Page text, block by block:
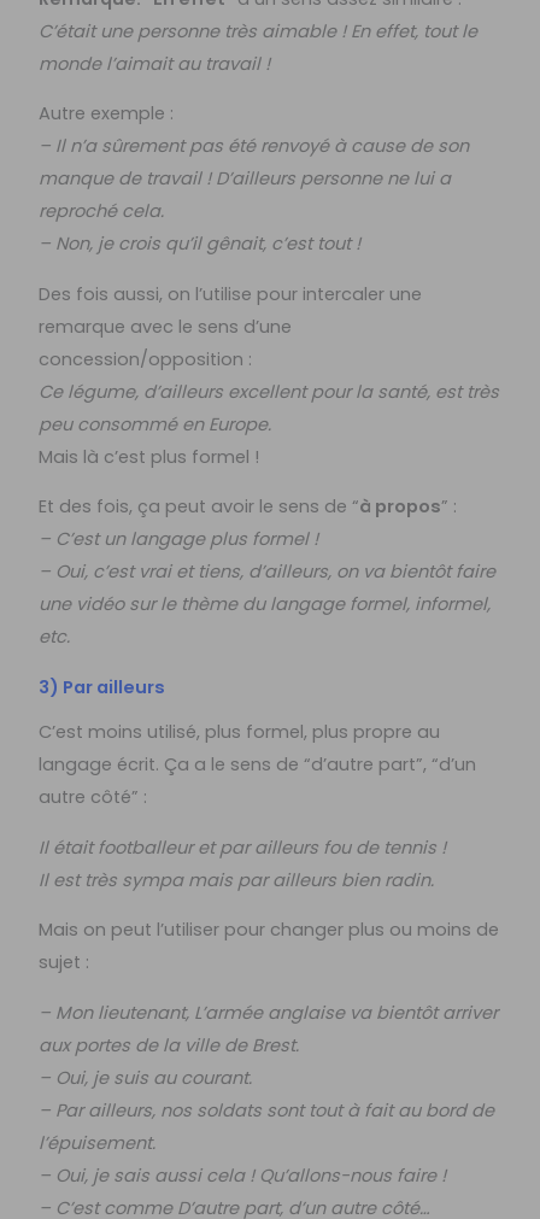
C’était une personne très aimable ! En effet, tout le
monde l’aimait au travail !
Autre exemple :
– Il n’a sûrement pas été renvoyé à cause de son
manque de travail ! D’ailleurs personne ne lui a
reproché cela.
– Non, je crois qu’il gênait, c’est tout !
Des fois aussi, on l’utilise pour intercaler une
remarque avec le sens d’une
concession/opposition :
Ce légume, d’ailleurs excellent pour la santé, est très
peu consommé en Europe.
Mais là c’est plus formel !
Et des fois, ça peut avoir le sens de “à propos” :
– C’est un langage plus formel !
– Oui, c’est vrai et tiens, d’ailleurs, on va bientôt faire
une vidéo sur le thème du langage formel, informel,
etc.
3) Par ailleurs
C’est moins utilisé, plus formel, plus propre au
langage écrit. Ça a le sens de “d’autre part”, “d’un
autre côté” :
Il était footballeur et par ailleurs fou de tennis !
Il est très sympa mais par ailleurs bien radin.
Mais on peut l’utiliser pour changer plus ou moins de
sujet :
– Mon lieutenant, L’armée anglaise va bientôt arriver
aux portes de la ville de Brest.
– Oui, je suis au courant.
– Par ailleurs, nos soldats sont tout à fait au bord de
l’épuisement.
– Oui, je sais aussi cela ! Qu’allons-nous faire !
– C’est comme D’autre part, d’un autre côté…